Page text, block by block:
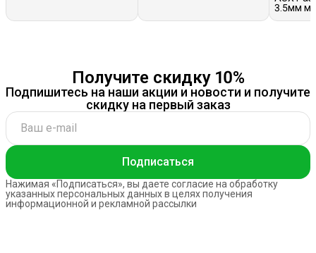
3.5мм
Получите скидку 10%
Подпишитесь на наши акции и новости и получите
скидку на первый заказ
Подписаться
Нажимая «Подписаться», вы даете согласие на обработку
указанных персональных данных в целях получения
информационной и рекламной рассылки